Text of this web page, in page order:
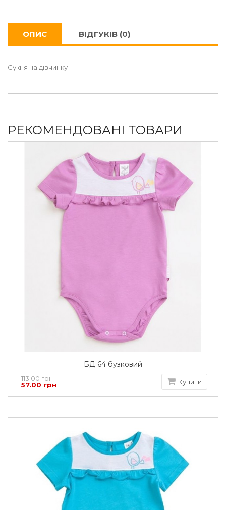
ОПИС ВІДГУКІВ (0)
Сукня на дівчинку
РЕКОМЕНДОВАНІ ТОВАРИ
БД 64 бузковий
113.00 грн
57.00 грн
Купити